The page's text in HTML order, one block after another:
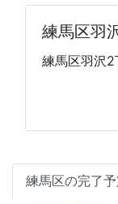
練馬区羽
練馬区羽沢
練馬区の完了